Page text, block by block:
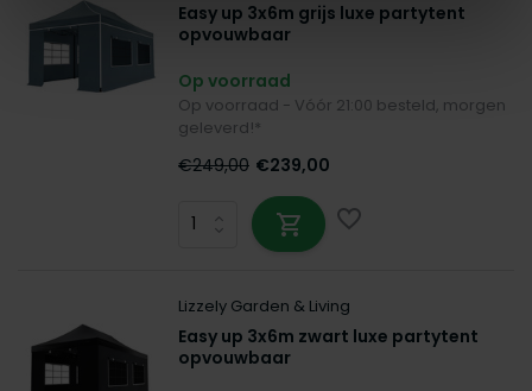
Easy up 3x6m grijs luxe partytent
opvouwbaar
Op voorraad
Op voorraad - Vóór 21:00 besteld, morgen
geleverd!*
€249,00 €239,00
Lizzely Garden & Living
Easy up 3x6m zwart luxe partytent
opvouwbaar